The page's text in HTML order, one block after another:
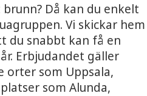
Då kan du enkelt
Vi skickar hem
du snabbt kan få en
Erbjudandet gäller
orter som Uppsala,
som Alunda,